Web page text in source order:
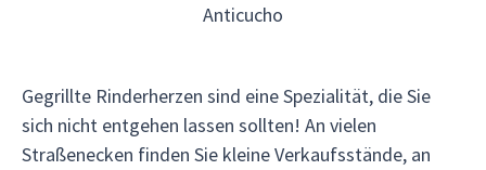
Anticucho
Gegrillte Rinderherzen sind eine Spezialität, die Sie
sich nicht entgehen lassen sollten! An vielen
Straßenecken finden Sie kleine Verkaufsstände, an